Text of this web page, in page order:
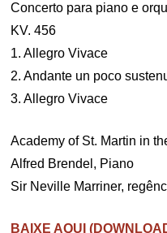
Concerto para piano e
KV. 456
1. Allegro Vivace
2. Andante un poco
3. Allegro Vivace
Academy of St. Martin in
Alfred Brendel, Piano
Sir Neville Marriner,
BAIXE AQUI